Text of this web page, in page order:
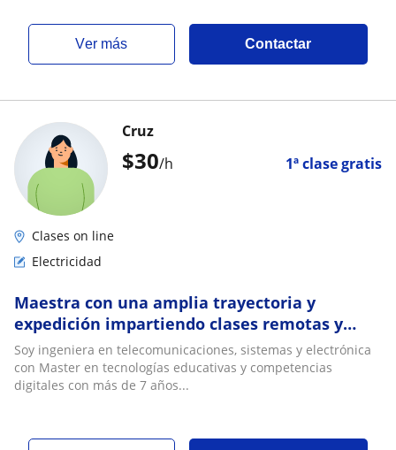
ver más Contactar
$30/h 1ª clase gratis
Cruz
Clases on line
Electricidad
Maestra con una amplia trayectoria y
expedición impartiendo clases remotas y
presenciales en diferentes áreas académicas
Soy ingeniera en telecomunicaciones, sistemas y electrónica
con Master en tecnologías educativas y competencias
digitales con más de 7 años...